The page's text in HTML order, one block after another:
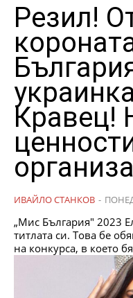
Резил!
Кравец!
ИВАЙЛО СТАНКОВ -
„Мис България" 2023
титлата си. Това бе
на конкурса, в което